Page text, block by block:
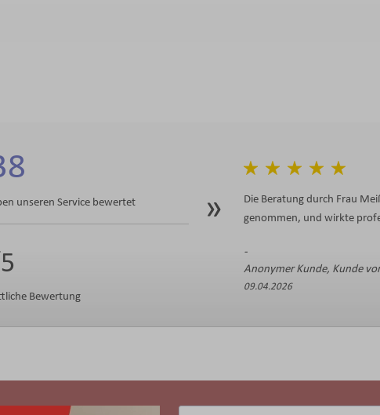
unseren Service bewertet
Bewertung
Die Beratung durch Frau
genommen, und wirkte
Anonymer Kunde, Kunde
09.04.2026